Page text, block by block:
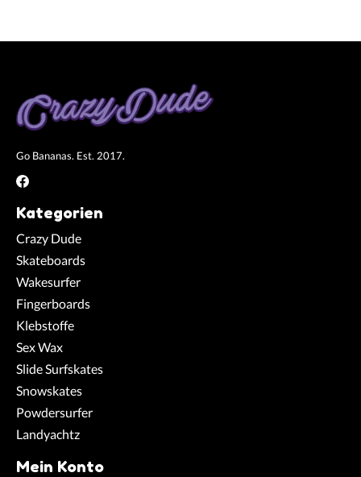
Go Bananas. Est. 2017.
Kategorien
Crazy Dude
Skateboards
Wakesurfer
Fingerboards
Klebstoffe
Sex Wax
Slide Surfskates
Snowskates
Powdersurfer
Landyachtz
Mein Konto